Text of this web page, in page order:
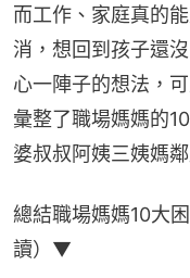
而工作、家庭真的
消，想回到孩子還
心一陣子的想法，
彙整了職場媽媽的
婆叔叔阿姨三姨媽
總結職場媽媽10大
讀）▼